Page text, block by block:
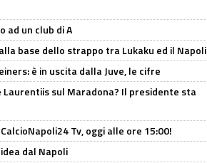
ad un club di A
base dello strappo tra Lukaku ed il Napoli
è in uscita dalla Juve, le cifre
Laurentiis sul Maradona? Il presidente sta
Tv, oggi alle ore 15:00!
dal Napoli